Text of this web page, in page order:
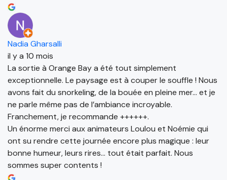
Nadia Gharsalli
il y a 10 mois
La sortie à Orange Bay a été tout simplement
exceptionnelle. Le paysage est à couper le souffle ! Nous
avons fait du snorkeling, de la bouée en pleine mer… et je
ne parle même pas de l’ambiance incroyable.
Franchement, je recommande ++++++.
Un énorme merci aux animateurs Loulou et Noémie qui
ont su rendre cette journée encore plus magique : leur
bonne humeur, leurs rires… tout était parfait. Nous
sommes super contents !